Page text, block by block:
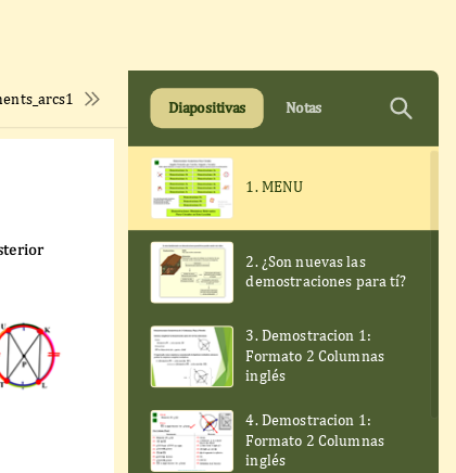
Diapositivas Notas
1. MENU
2. ¿Son nuevas las
demostraciones para tí?
3. Demostracion 1:
Formato 2 Columnas
inglés
4. Demostracion 1:
Formato 2 Columnas
inglés